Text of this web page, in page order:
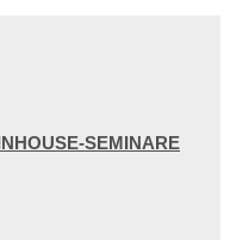
SEMINARE